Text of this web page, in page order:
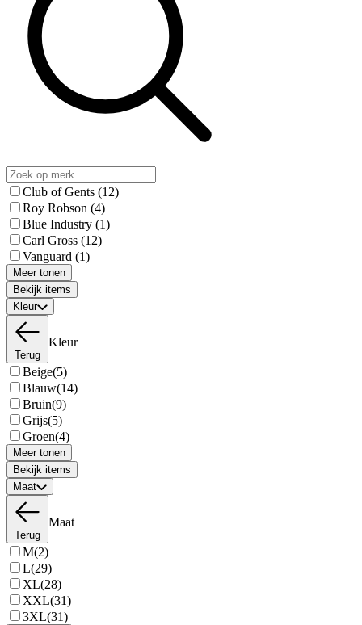
Club of Gents (12)
Roy Robson (4)
Blue Industry (1)
Carl Gross (12)
Vanguard (1)
Meer tonen
Bekijk items
Kleur
Terug
Kleur
Beige(5)
Blauw(14)
Bruin(9)
Grijs(5)
Groen(4)
Meer tonen
Bekijk items
Maat
Terug
Maat
M(2)
L(29)
XL(28)
XXL(31)
3XL(31)